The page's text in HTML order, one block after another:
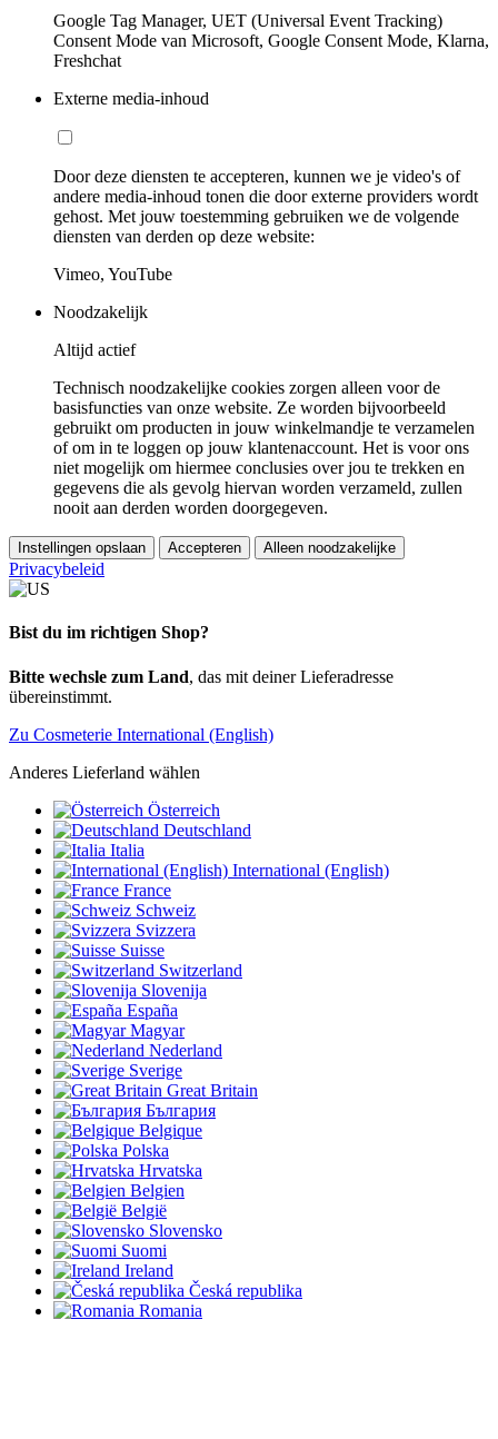
Google Tag Manager, UET (Universal Event Tracking)
Consent Mode van Microsoft, Google Consent Mode, Klarna,
Freshchat
Externe media-inhoud
Door deze diensten te accepteren, kunnen we je video's of
andere media-inhoud tonen die door externe providers wordt
gehost. Met jouw toestemming gebruiken we de volgende
diensten van derden op deze website:
Vimeo, YouTube
Noodzakelijk
Altijd actief
Technisch noodzakelijke cookies zorgen alleen voor de
basisfuncties van onze website. Ze worden bijvoorbeeld
gebruikt om producten in jouw winkelmandje te verzamelen
of om in te loggen op jouw klantenaccount. Het is voor ons
niet mogelijk om hiermee conclusies over jou te trekken en
gegevens die als gevolg hiervan worden verzameld, zullen
nooit aan derden worden doorgegeven.
Instellingen opslaan Accepteren Alleen noodzakelijke
Privacybeleid
Bist du im richtigen Shop?
Bitte wechsle zum Land, das mit deiner Lieferadresse
übereinstimmt.
Zu Cosmeterie International (English)
Anderes Lieferland wählen
Österreich
Deutschland
Italia
International (English)
France
Schweiz
Svizzera
Suisse
Switzerland
Slovenija
España
Magyar
Nederland
Sverige
Great Britain
България
Belgique
Polska
Hrvatska
Belgien
België
Slovensko
Suomi
Ireland
Česká republika
Romania